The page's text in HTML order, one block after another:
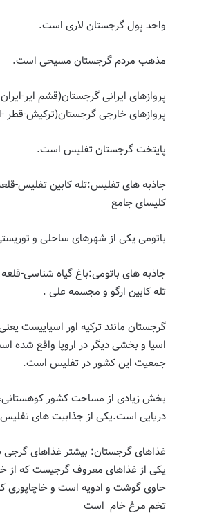
واحد پول گرجستان لاری است.
مذهب مردم گرجستان مسیحی است.
پروازهای ایرانی گرجستان(قشم ایر-
پروازهای خارجی گرجستان(ترکیش-قطر
پایتخت گرجستان تفلیس است.
جاذبه های تفلیس:تله کابین تفلیس-
کلیسای جامع
باتومی یکی از شهرهای ساحلی و
جاذبه های باتومی:باغ گیاه شناسی-قلعه
تله کابین ارگو و مجسمه علی .
گرجستان مانند ترکیه اور اسیاییست
جمعیت این کشور در تفلیس است.
بخش زیادی از مساحت کشور
دریایی است.یکی از جذابیت های
غذاهای گرجستان: بیشتر غذاهای گرجی
یکی از غذاهای معروف گرجیست که از
حاوی گوشت و ادویه است و خاچاپوری
تخم مرغ خام است